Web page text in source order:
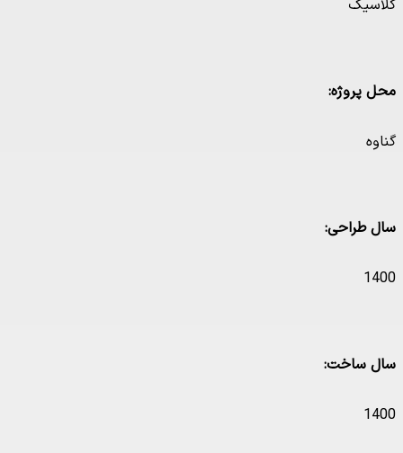
کلاسیک
محل پروژه:
گناوه
سال طراحی:
1400
سال ساخت:
1400